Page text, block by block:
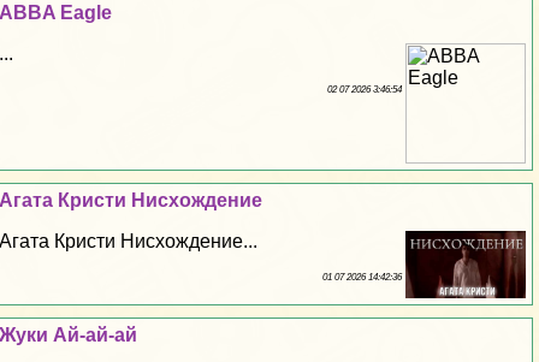
ABBA Eagle
...
02 07 2026 3:46:54
Агата Кристи Нисхождение
Агата Кристи Нисхождение...
01 07 2026 14:42:36
Жуки Ай-ай-ай